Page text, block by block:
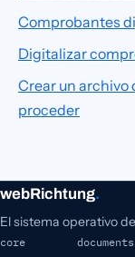
Comprobantes
Digitalizar
Crear un
proceder
webRichtung.
El sistema operativo
core documents